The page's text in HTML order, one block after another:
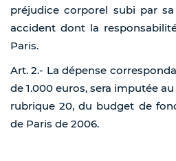
préjudice corporel subi par
accident dont la
Paris.
Art. 2.- La dépense
de 1.000 euros, sera imputée
rubrique 20, du budget de
de Paris de 2006.